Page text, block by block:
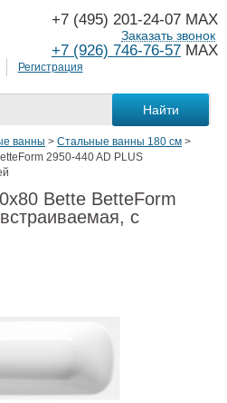
Регистрация
+7 (495) 201-24-07 MAX
+7 (926) 746-76-57 MAX
Заказать звонок
ванны > Стальные ванны 180 см >
2950-440 AD PLUS
Bette BetteForm
с